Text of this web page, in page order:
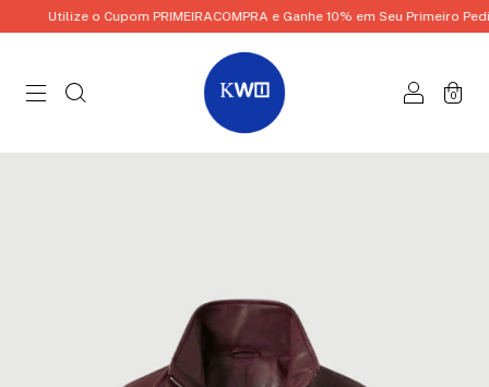
Utilize o Cupom PRIMEIRACOMPRA e Ganhe 10% em Seu Primeiro Pedido!
0